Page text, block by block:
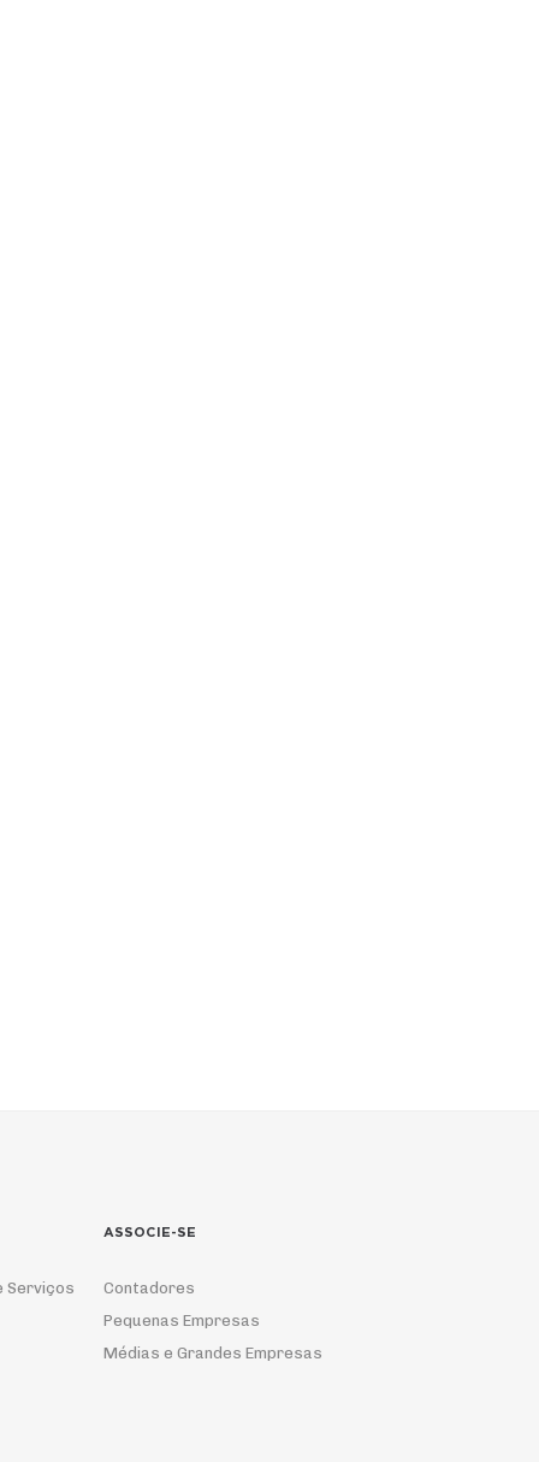
Serviços
ASSOCIE-SE
Contadores
Pequenas Empresas
Médias e Grandes Empresas